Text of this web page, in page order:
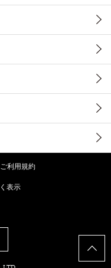
ご利用規約
表示